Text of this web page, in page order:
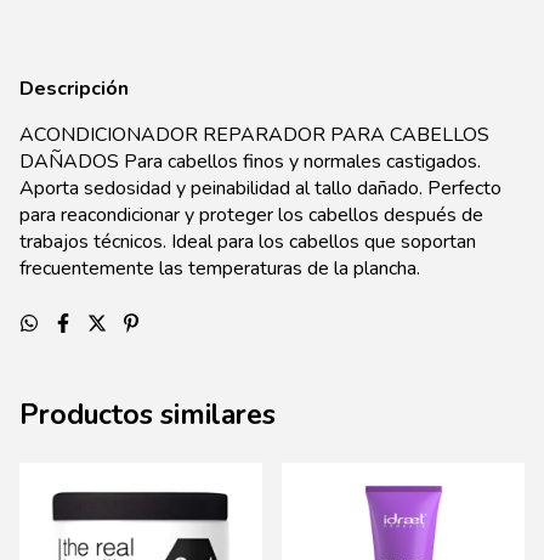
Descripción
ACONDICIONADOR REPARADOR PARA CABELLOS
DAÑADOS Para cabellos finos y normales castigados.
Aporta sedosidad y peinabilidad al tallo dañado. Perfecto
para reacondicionar y proteger los cabellos después de
trabajos técnicos. Ideal para los cabellos que soportan
frecuentemente las temperaturas de la plancha.
Productos similares